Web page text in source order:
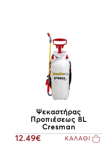
Ψεκαστήρας
Προπιέσεως 8L
Cresman
12.49€ ΚΑΛΑΘΙ